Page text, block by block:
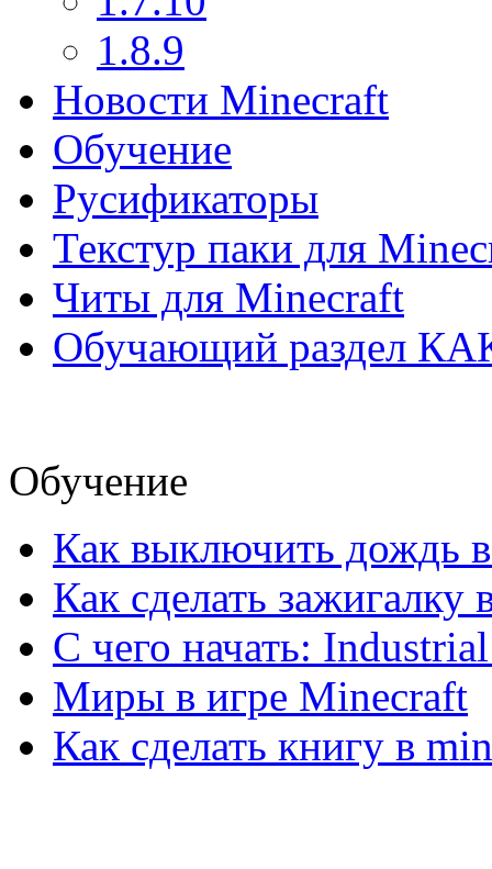
1.8.9
Новости Minecraft
Обучение
Русификаторы
Текстур паки для
Читы для Minecraft
Обучающий раздел
Обучение
Как выключить дождь
Как сделать зажигалку
С чего начать:
Миры в игре Minecraft
Как сделать книгу в